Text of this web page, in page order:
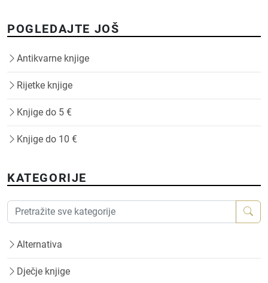
POGLEDAJTE JOŠ
Antikvarne knjige
Rijetke knjige
Knjige do 5 €
Knjige do 10 €
KATEGORIJE
Alternativa
Dječje knjige